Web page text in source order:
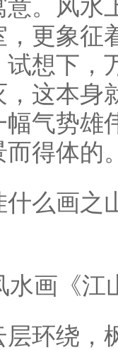
意。风
更象征
想下，
这本身
气势雄
而得体的
么画之
水画《江
绕，